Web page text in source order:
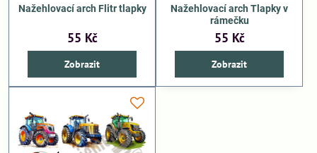
Nažehlovací arch Flitr tlapky
55 Kč
Zobrazit
Nažehlovací arch Tlapky v
rámečku
55 Kč
Zobrazit